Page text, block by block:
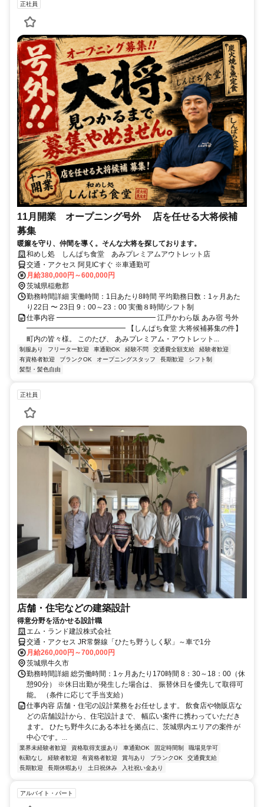
正社員
11月開業 オープニング号外 店を任せる大将候補
募集
暖簾を守り、仲間を導く。そんな大将を探しております。
和めし処 しんぱち食堂 あみプレミアムアウトレット店
交通・アクセス 阿見ICすぐ ※車通勤可
月給380,000円～600,000円
茨城県稲敷郡
勤務時間詳細 実働時間：1日あたり8時間 平均勤務日数：1ヶ月あた
り22日 〜 23日 9：00～23：00 実働８時間/シフト制
仕事内容 ━━━━━━━━━━━━━━ 江戸かわら版 あみ宿 号外
━━━━━━━━━━━━━━ 【しんぱち食堂 大将候補募集の件】
町内の皆々様。 このたび、 あみプレミアム・アウトレット...
制服あり フリーター歓迎 車通勤OK 経験不問 交通費全額支給
経験者歓迎
有資格者歓迎
ブランクOK オープニングスタッフ 長期歓迎
シフト制
髪型・髪色自由
正社員
店舗・住宅などの建築設計
得意分野を活かせる設計職
エム・ランド建設株式会社
交通・アクセス JR常磐線「ひたち野うしく駅」～車で1分
月給260,000円～700,000円
茨城県牛久市
勤務時間詳細 総労働時間：1ヶ月あたり170時間 8：30～18：00（休
憩90分） ※休日出勤が発生した場合は、 振替休日を優先して取得可
能。 （条件に応じて手当支給）
仕事内容 店舗・住宅の設計業務をお任せします。 飲食店や物販店な
どの店舗設計から、住宅設計まで、 幅広い案件に携わっていただき
ます。 ひたち野牛久にある本社を拠点に、茨城県内エリアの案件が
中心です。...
業界未経験者歓迎 資格取得支援あり 車通勤OK 固定時間制
職場見学可
転勤なし
経験者歓迎 有資格者歓迎 賞与あり ブランクOK
交通費支給
長期歓迎
長期休暇あり 土日祝休み 入社祝い金あり
アルバイト・パート